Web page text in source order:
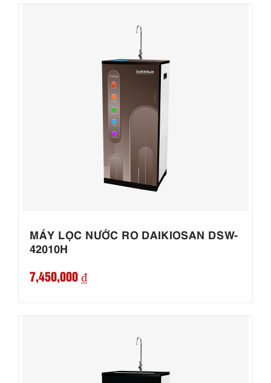
MÁY LỌC NƯỚC RO DAIKIOSAN DSW-
42010H
7,450,000 ₫